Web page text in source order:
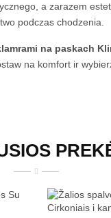
a zarazem
podczas chodzenia.
na paskach
na komfort ir